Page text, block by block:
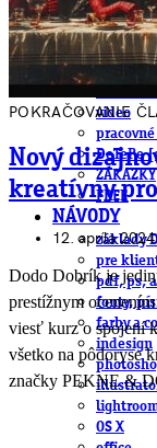
3D
hardware
video
DeTePe
ZÁKAZKY
FREE
NÁVODY
základy
pre
pdf, ps,
fonty,
farby a
indesign
OS X
POKRAČOVANIE
Nový
kreatívny
12. apríla 2024
Dodo Dobrík je
prestížnym
viesť kurz o spojení
všetko na pôdoryse
značky PEKNE &